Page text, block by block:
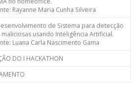
Rayanne Maria Cunha Silveira
de Sistema para detecção
maliciosas usando Inteligência Artificial.
Luana Carla Nascimento Gama
DO I HACKATHON